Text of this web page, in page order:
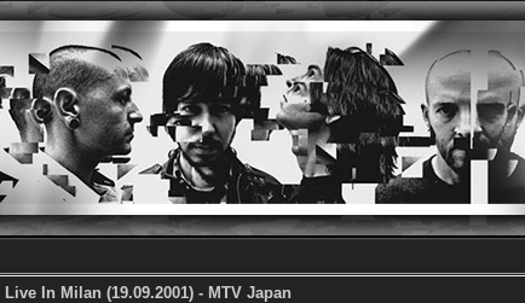
Live In Milan (19.09.2001) - MTV Japan